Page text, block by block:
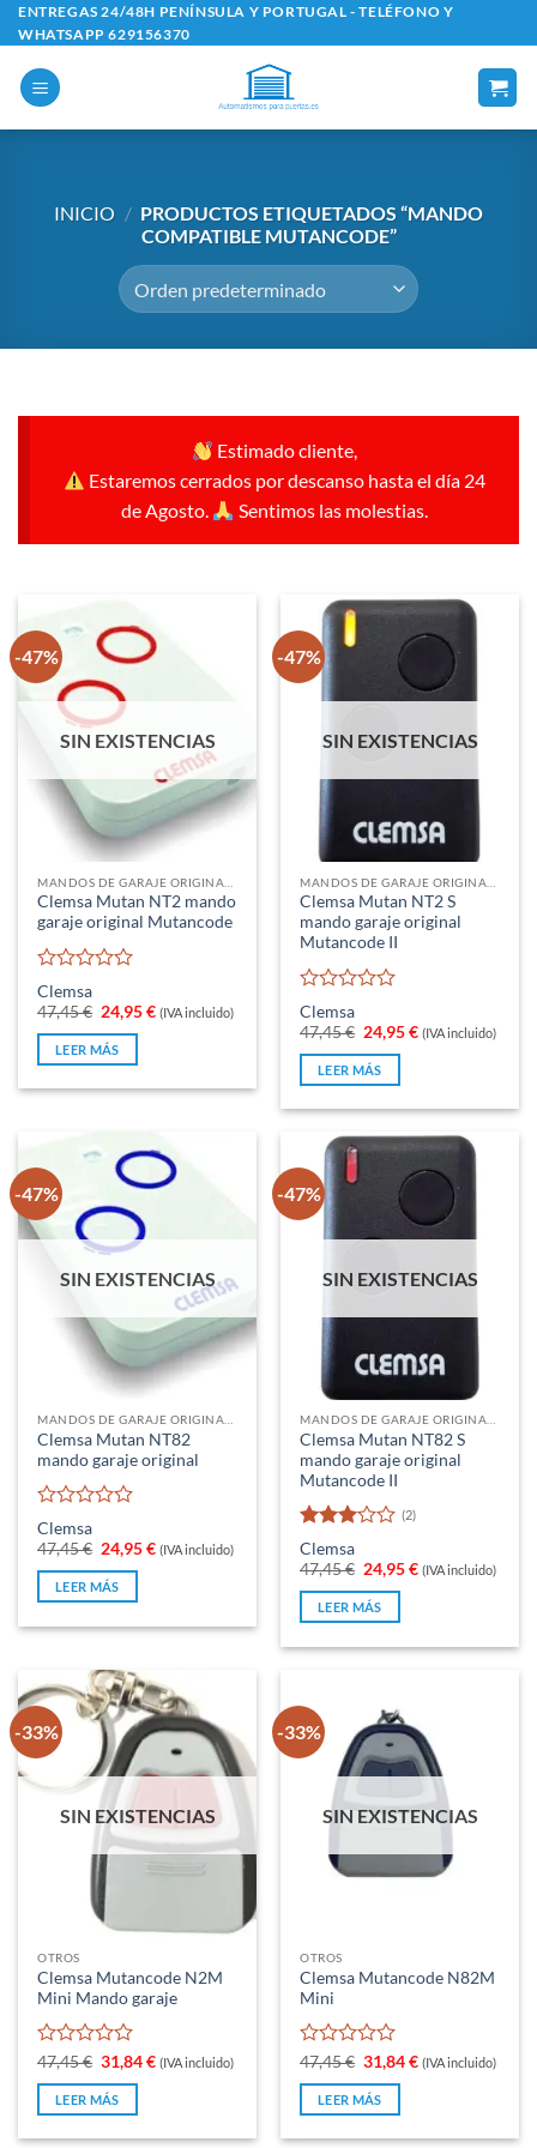
Saltar
al
contenido
ENTREGAS 24/48H PENÍNSULA Y PORTUGAL - TELÉFONO Y
WHATSAPP 629156370
INICIO / PRODUCTOS ETIQUETADOS “MANDO
COMPATIBLE MUTANCODE”
Estimado cliente,
Estaremos cerrados por descanso hasta el día 24
de Agosto.
Sentimos las molestias.
-47%
SIN EXISTENCIAS
Clemsa Mutan NT2 mando
garaje original Mutancode
Valorado
con
0
de
5
Clemsa
47,45€ El
precio
original
era:
24,95€El
precio
(IVA incluido)
LEER MÁS
-47%
SIN EXISTENCIAS
Clemsa Mutan NT2 S
mando garaje original
Mutancode II
Valorado
con
0
de
5
Clemsa
47,45€ El
precio
original
era:
24,95€El
precio
(IVA incluido)
LEER MÁS
-47%
SIN EXISTENCIAS
Clemsa Mutan NT82
mando garaje original
Valorado
con
0
de
5
Clemsa
47,45€ El
precio
original
era:
24,95€El
precio
(IVA incluido)
LEER MÁS
-47%
SIN EXISTENCIAS
Clemsa Mutan NT82 S
mando garaje original
Mutancode II
Valorado
con3
de 5
(2)
Clemsa
47,45€ El
precio
original
era:
24,95€El
precio
(IVA incluido)
LEER MÁS
-33%
SIN EXISTENCIAS
OTROS
Clemsa Mutancode N2M
Mini Mando garaje
Valorado
con
de
5
47,45€ El
precio
original
era:
31,84€El
precio
(IVA incluido)
LEER MÁS
-33%
SIN EXISTENCIAS
OTROS
Clemsa Mutancode N82M
Mini
Valorado
con
de
5
47,45€ El
precio
original
era:
31,84€El
precio
(IVA incluido)
LEER MÁS